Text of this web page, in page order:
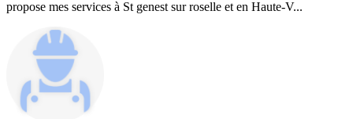
propose mes services à St genest sur roselle et en Haute-V...